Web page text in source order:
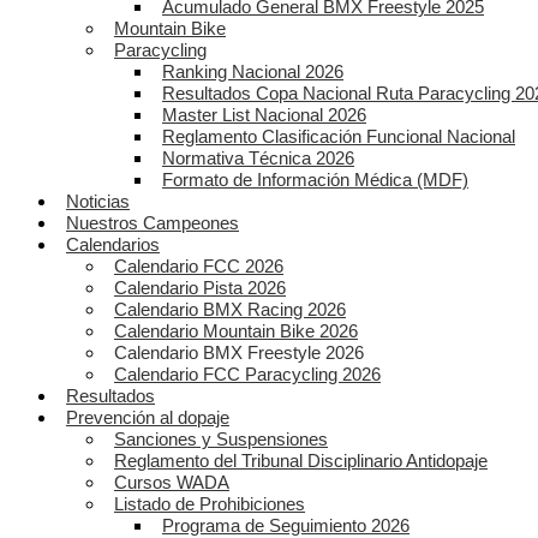
Acumulado General BMX Freestyle 2025
Mountain Bike
Paracycling
Ranking Nacional 2026
Resultados Copa Nacional Ruta Paracycling
Master List Nacional 2026
Reglamento Clasificación Funcional Nacional
Normativa Técnica 2026
Formato de Información Médica (MDF)
Noticias
Nuestros Campeones
Calendarios
Calendario FCC 2026
Calendario Pista 2026
Calendario BMX Racing 2026
Calendario Mountain Bike 2026
Calendario BMX Freestyle 2026
Calendario FCC Paracycling 2026
Resultados
Prevención al dopaje
Sanciones y Suspensiones
Reglamento del Tribunal Disciplinario Antidopaje
Cursos WADA
Listado de Prohibiciones
Programa de Seguimiento 2026